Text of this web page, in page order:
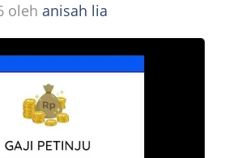
oleh anisah lia